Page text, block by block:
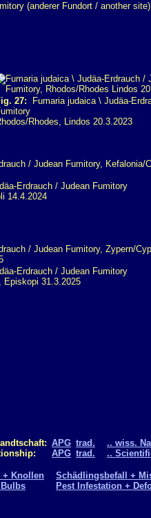
(anderer Fundort / another site)
27: Fumaria judaica \ Judäa-
Rhodes, Lindos 20.3.2023
Erdrauch / Judean Fumitory
14.4.2024
Erdrauch / Judean Fumitory
Episkopi 31.3.2025
APG
APG
trad.
trad.
.. wiss.
..
+ Knollen
Schädlingsbefall +
Pest Infestation +